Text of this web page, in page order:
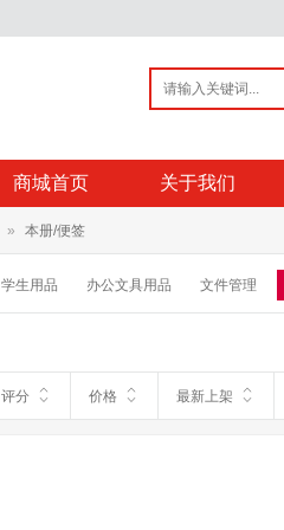
商城首页 关于我们
本册/便签
学生用品 办公文具用品 文件管理
评分 价格 最新上架